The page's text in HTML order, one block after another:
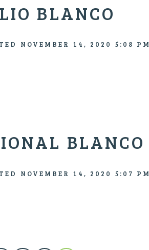
BLANCO
NOVEMBER 14, 2020 5:08 PM
BLANCO
NOVEMBER 14, 2020 5:07 PM